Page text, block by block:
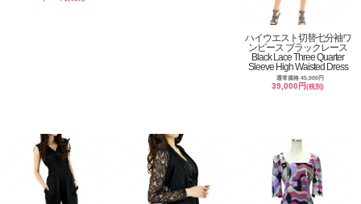
ハイウエスト切替七分袖ワ
ンピース ブラックレース
Black Lace Three Quarter
Sleeve High Waisted Dress
通常価格 45,000円
39,000円(税別)